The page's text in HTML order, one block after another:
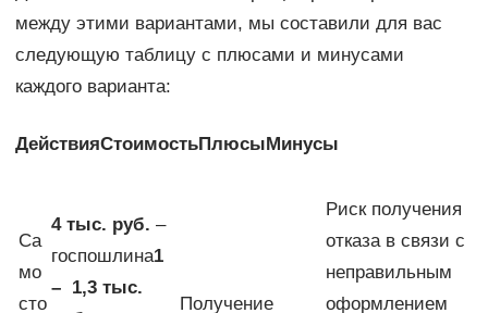
между этими вариантами, мы составили для вас
следующую таблицу с плюсами и минусами
каждого варианта:
ДействияСтоимостьПлюсыМинусы
Са
мо
сто
4 тыс. руб. –
госпошлина1
– 1,3 тыс.
Получение
Риск получения
отказа в связи с
неправильным
оформлением